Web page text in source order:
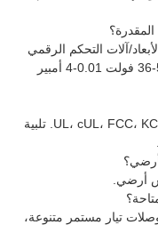
ثلاثية الأبعاد/آلات التحكم الرقمي
بالحاسوب؛ بحد أقصى 48 واط، تيار مستمر 5-36 فولت 0.01-4 أمبير
ج: UL، cUL، FCC، KC، UKCA، PSE، CCC، RCM، CB، RoHS. تلبية
أرضي.
تيار مستمر متنوعة،